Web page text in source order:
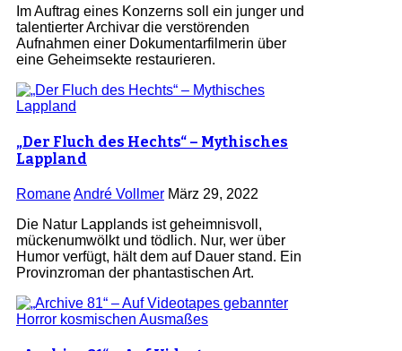
Im Auftrag eines Konzerns soll ein junger und
talentierter Archivar die verstörenden
Aufnahmen einer Dokumentarfilmerin über
eine Geheimsekte restaurieren.
„Der Fluch des Hechts“ – Mythisches
Lappland
RomaneAndré Vollmer März 29, 2022
Die Natur Lapplands ist geheimnisvoll,
mückenumwölkt und tödlich. Nur, wer über
Humor verfügt, hält dem auf Dauer stand. Ein
Provinzroman der phantastischen Art.